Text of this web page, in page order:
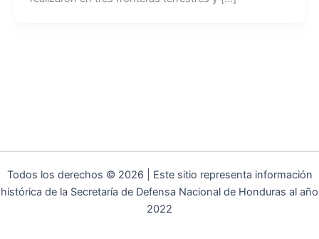
Todos los derechos © 2026 | Este sitio representa información
histórica de la Secretaría de Defensa Nacional de Honduras al año
2022